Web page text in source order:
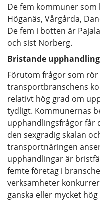
De fem kommuner
Höganäs, Vårgårda,
De fem i botten är
och sist Norberg.
Bristande
Förutom frågor som
transportbranschens
relativt hög grad om
tydligt. Kommunernas
upphandlingsfrågor får
den sexgradig skalan
transportnäringen
upphandlingar är
femte företag i
verksamheter
ganska eller mycket